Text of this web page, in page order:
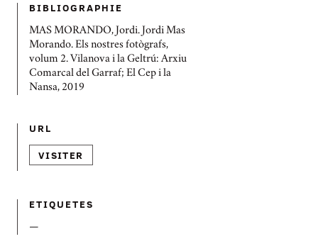
BIBLIOGRAPHIE
MAS MORANDO, Jordi. Jordi Mas
Morando. Els nostres fotògrafs,
volum 2. Vilanova i la Geltrú: Arxiu
Comarcal del Garraf; El Cep i la
Nansa, 2019
URL
VISITER
ETIQUETES
—